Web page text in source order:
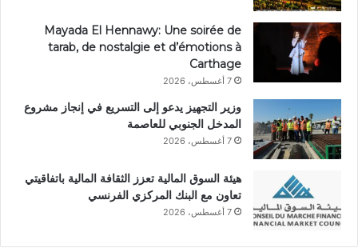
Mayada El Hennawy: Une soirée de
tarab, de nostalgie et d’émotions à
Carthage
7 أغسطس، 2026
وزير التجهيز يدعو إلى التسريع في إنجاز مشروع
المدخل الجنوبي للعاصمة
7 أغسطس، 2026
هيئة السوق المالية تعزز الثقافة المالية باتفاقيتي
تعاون مع البنك المركزي الفرنسي
7 أغسطس، 2026